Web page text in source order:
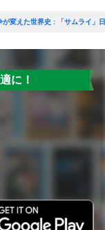
が変えた世界史 : 「サムライ」
に！